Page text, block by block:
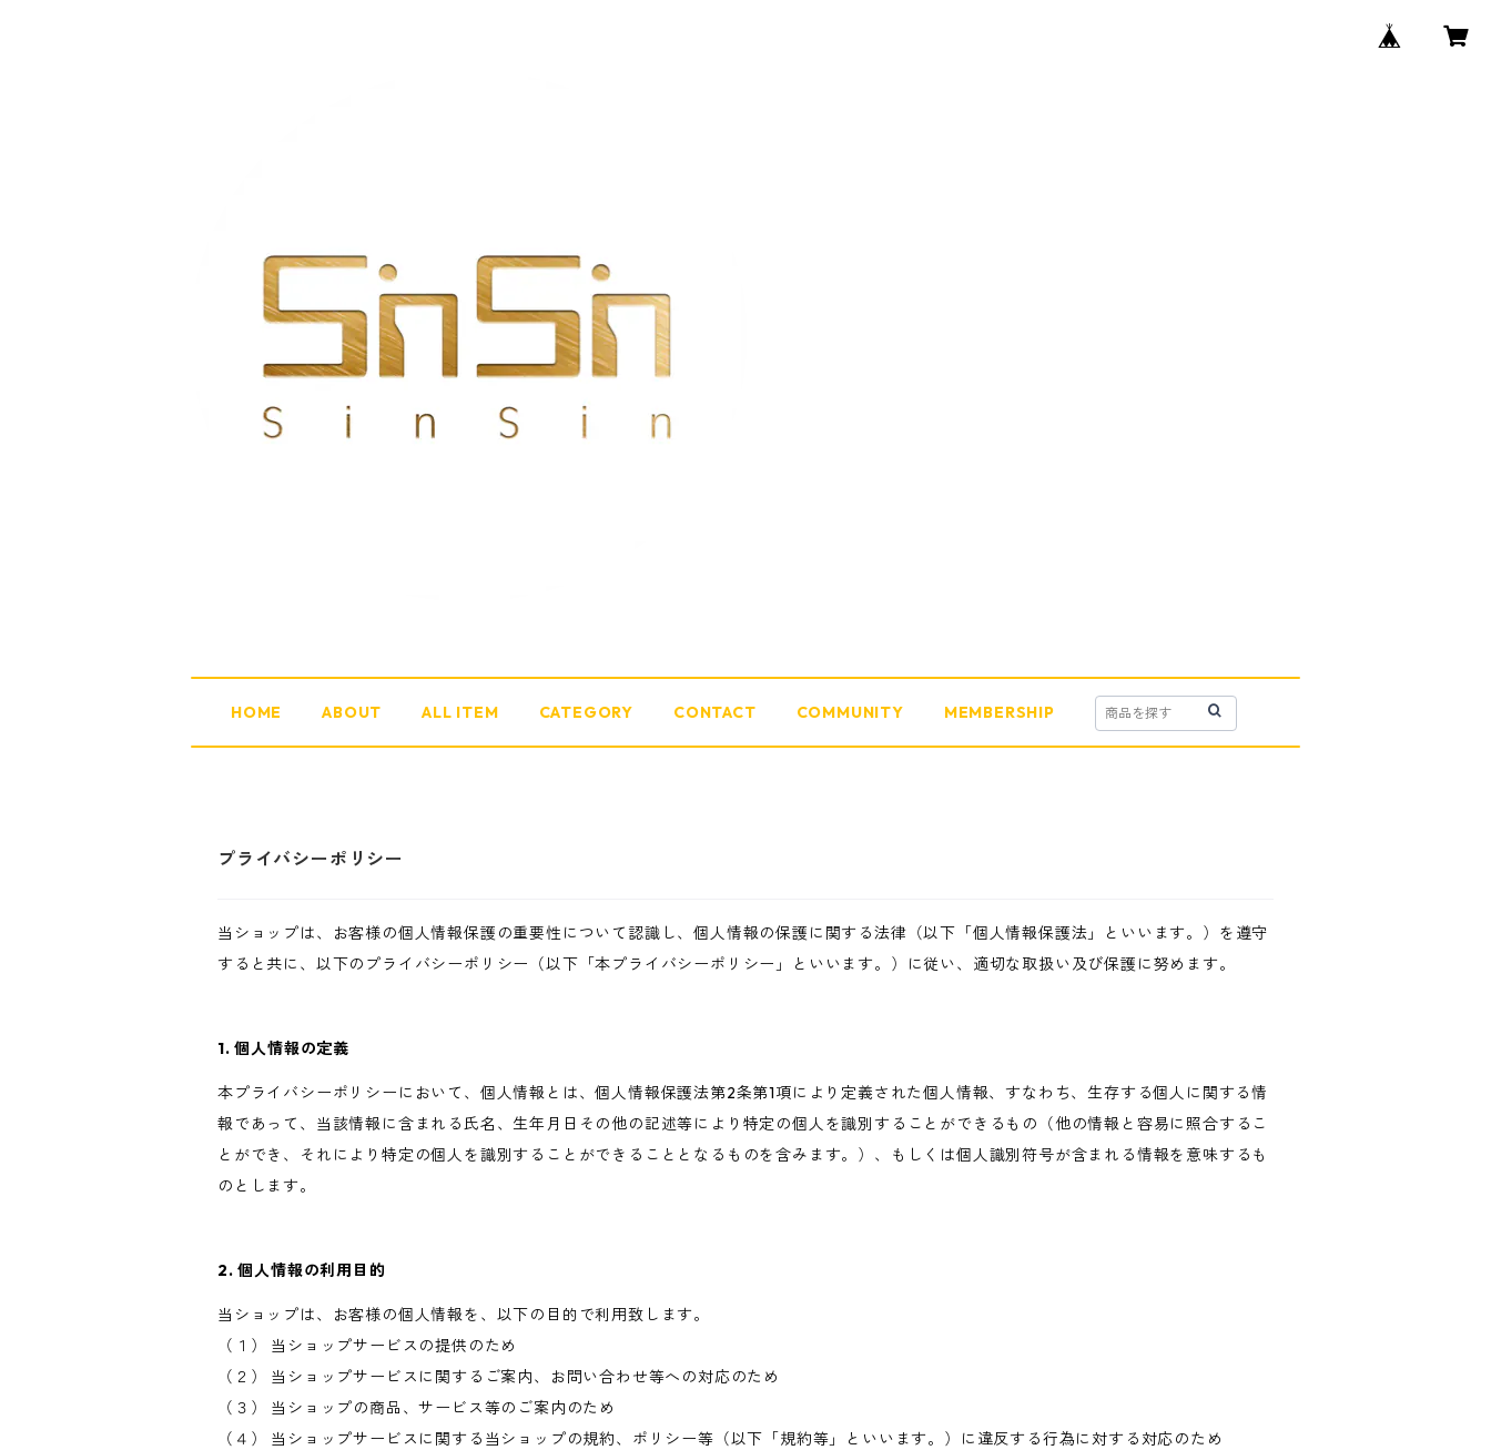
HOME ABOUT ALL ITEM CATEGORY CONTACT COMMUNITY MEMBERSHIP
プライバシーポリシー
当ショップは、お客様の個人情報保護の重要性について認識し、個人情報の保護に関する法律（以下「個人情報保護法」といいます。）を遵守
すると共に、以下のプライバシーポリシー（以下「本プライバシーポリシー」といいます。）に従い、適切な取扱い及び保護に努めます。
1. 個人情報の定義
本プライバシーポリシーにおいて、個人情報とは、個人情報保護法第2条第1項により定義された個人情報、すなわち、生存する個人に関する情
報であって、当該情報に含まれる氏名、生年月日その他の記述等により特定の個人を識別することができるもの（他の情報と容易に照合するこ
とができ、それにより特定の個人を識別することができることとなるものを含みます。）、もしくは個人識別符号が含まれる情報を意味するも
のとします。
2. 個人情報の利用目的
当ショップは、お客様の個人情報を、以下の目的で利用致します。
（１） 当ショップサービスの提供のため
（２） 当ショップサービスに関するご案内、お問い合わせ等への対応のため
（３） 当ショップの商品、サービス等のご案内のため
（４） 当ショップサービスに関する当ショップの規約、ポリシー等（以下「規約等」といいます。）に違反する行為に対する対応のため